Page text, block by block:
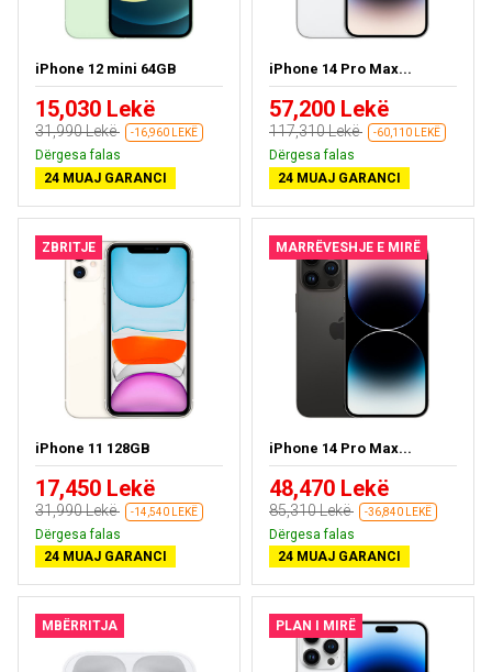
iPhone 12 mini 64GB
15,030 Lekë
31,990 Lekë -16,960 LEKË
Dërgesa falas
24 MUAJ GARANCI
iPhone 14 Pro Max...
57,200 Lekë
117,310 Lekë -60,110 LEKË
Dërgesa falas
24 MUAJ GARANCI
ZBRITJE
iPhone 11 128GB
17,450 Lekë
31,990 Lekë -14,540 LEKË
Dërgesa falas
24 MUAJ GARANCI
MARRËVESHJE E MIRË
iPhone 14 Pro Max...
48,470 Lekë
85,310 Lekë -36,840 LEKË
Dërgesa falas
24 MUAJ GARANCI
MBËRRITJA PLAN I MIRË